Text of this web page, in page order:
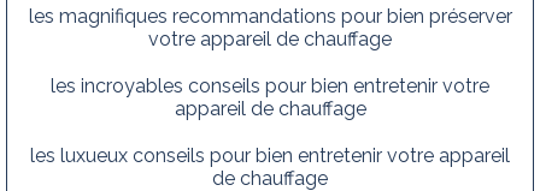
les magnifiques recommandations pour bien préserver
votre appareil de chauffage
les incroyables conseils pour bien entretenir votre
appareil de chauffage
les luxueux conseils pour bien entretenir votre appareil
de chauffage